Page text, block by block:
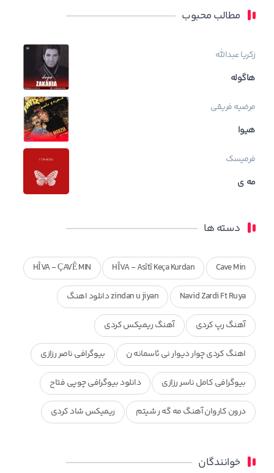
مطالب محبوب
زکریا عبدالله
هاگوله
مرضیه فریقی
هیوا
فرمیسک
مه ی
دسته ها
Cave Min
HÎVA - Asîtî Keça Kurdan
HÎVA - ÇAVÊ MIN
Navid Zardi Ft Ruya zindan u jiyan دانلود اهنگ
آهنگ رپ کردی آهنگ ریمیکس کردی
اهنگ کردی چوار دیوار نی ئاسمانه ن بیوگرافی ناصر رزازی
بیوگرافی کامل ناسر رزازی دانلود بیوگرافی چوپی فتاح
درون کاروان آهنگ مه گه ر شیتم ریمیکس شاد کردی
محمد جزا
خوانندگان